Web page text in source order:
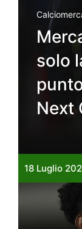
solo
Next
18 Luglio